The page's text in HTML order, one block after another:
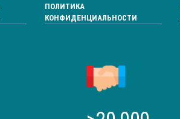
ПОЛИТИКА
КОНФИДЕНЦИАЛЬНОСТИ